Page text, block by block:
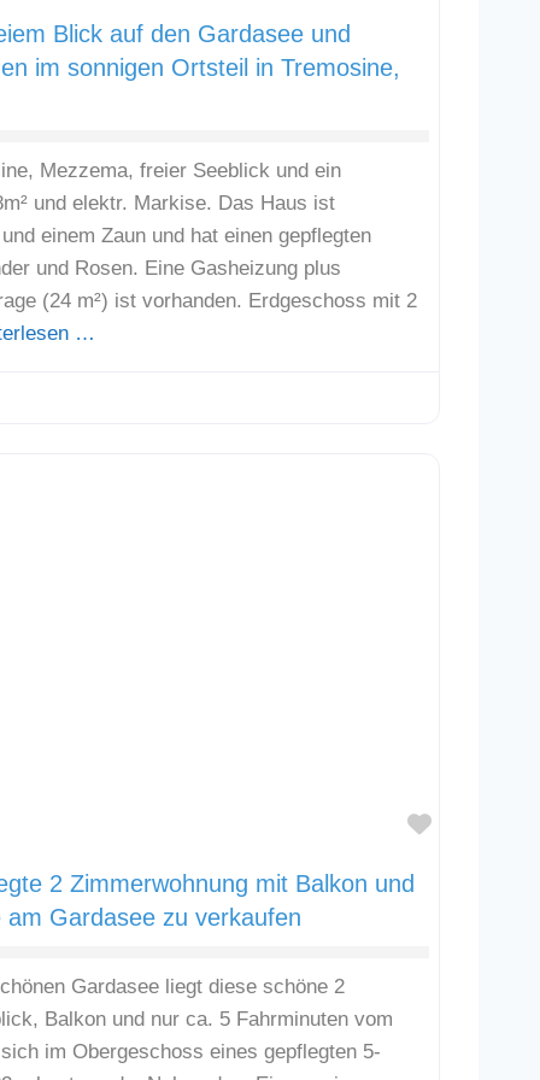
Blick auf den Gardasee und
im sonnigen Ortsteil in Tremosine,
Mezzema, freier Seeblick und ein
und elektr. Markise. Das Haus ist
einem Zaun und hat einen gepflegten
und Rosen. Eine Gasheizung plus
(24 m²) ist vorhanden. Erdgeschoss mit 2
…
Favorit
2 Zimmerwohnung mit Balkon und
am Gardasee zu verkaufen
Gardasee liegt diese schöne 2
Balkon und nur ca. 5 Fahrminuten vom
im Obergeschoss eines gepflegten 5-